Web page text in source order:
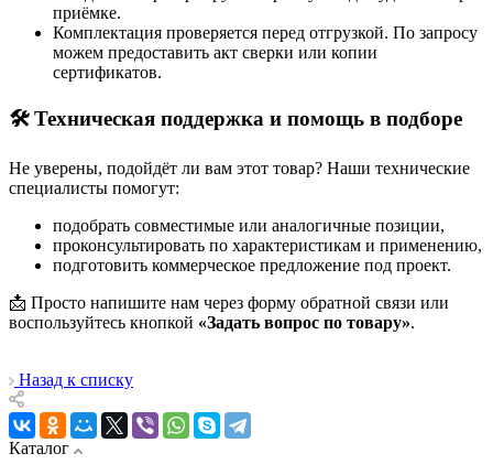
приёмке.
Комплектация проверяется перед отгрузкой. По запросу
можем предоставить акт сверки или копии
сертификатов.
🛠 Техническая поддержка и помощь в подборе
Не уверены, подойдёт ли вам этот товар? Наши технические
специалисты помогут:
подобрать совместимые или аналогичные позиции,
проконсультировать по характеристикам и применению,
подготовить коммерческое предложение под проект.
📩 Просто напишите нам через форму обратной связи или
воспользуйтесь кнопкой «Задать вопрос по товару».
Назад к списку
Каталог